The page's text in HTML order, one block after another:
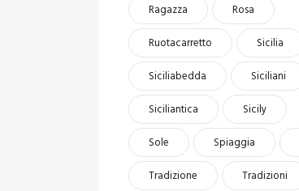
Ragazza
Rosa
Ruotacarretto
Sicilia
Siciliabedda
Siciliani
Siciliantica
Sicily
Sole
Spiaggia
Tradizione
Tradizioni